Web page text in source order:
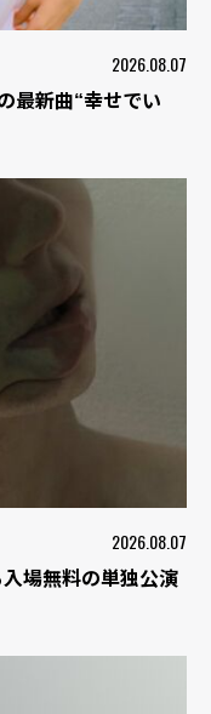
2026.08.07
最新曲“幸せでい
2026.08.07
場無料の単独公演